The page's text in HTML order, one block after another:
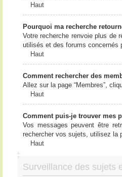
Haut
Pourquoi ma recherche
Votre recherche renvoie plus de
utilisés et des forums concernés
Haut
Comment rechercher des
Allez sur la page “Membres”,
Haut
Comment puis-je trouver mes
Vos messages peuvent être
rechercher vos sujets, utilisez la
Haut
Surveillance des sujets